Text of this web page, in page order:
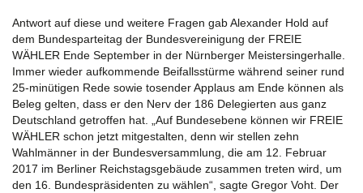
Antwort auf diese und weitere Fragen gab Alexander Hold auf
dem Bundesparteitag der Bundesvereinigung der FREIE
WÄHLER Ende September in der Nürnberger Meistersingerhalle.
Immer wieder aufkommende Beifallsstürme während seiner rund
25-minütigen Rede sowie tosender Applaus am Ende können als
Beleg gelten, dass er den Nerv der 186 Delegierten aus ganz
Deutschland getroffen hat. „Auf Bundesebene können wir FREIE
WÄHLER schon jetzt mitgestalten, denn wir stellen zehn
Wahlmänner in der Bundesversammlung, die am 12. Februar
2017 im Berliner Reichstagsgebäude zusammen treten wird, um
den 16. Bundespräsidenten zu wählen“, sagte Gregor Voht. Der